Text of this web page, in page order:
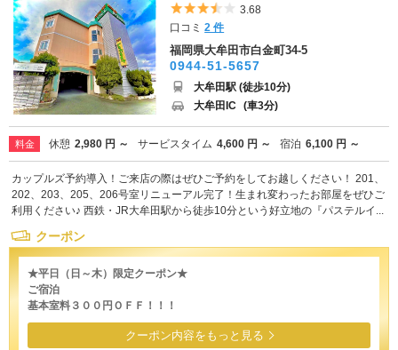
5つ星のうち3.5
3.68
口コミ2 件
福岡県大牟田市白金町34-5
0944-51-5657
大牟田駅 (徒歩10分)
大牟田IC (車3分)
料金 休憩 2,980 円 ～ サービスタイム 4,600 円 ～ 宿泊 6,100 円 ～
カップルズ予約導入！ご来店の際はぜひご予約をしてお越しください！ 201、
202、203、205、206号室リニューアル完了！生まれ変わったお部屋をぜひご
利用ください♪ 西鉄・JR大牟田駅から徒歩10分という好立地の『パステルイ...
クーポン
★平日（日～木）限定クーポン★
ご宿泊
基本室料３００円ＯＦＦ！！！
クーポン内容をもっと見る